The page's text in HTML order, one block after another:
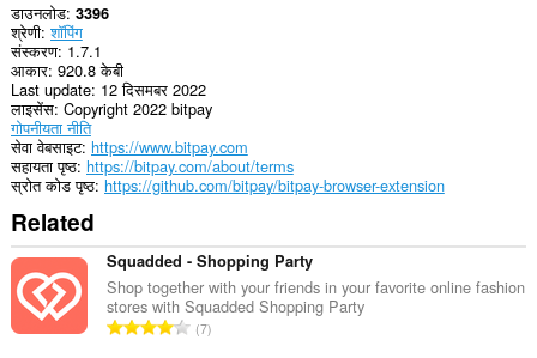
डाउनलोड 3396
श्रेणी शॉपिंग
संस्करण 1.7.1
आकार 920.8 केबी
Last update 12 दिसमबर 2022
लाइसेंस Copyright 2022 bitpay
गोपनीयता नीति
सेवा वेबसाइट https://www.bitpay.com
सहायता पृष्ठ https://bitpay.com/about/terms
स्रोत कोड पृष्ठ https://github.com/bitpay/bitpay-browser-extension
Related
Squadded - Shopping Party
Shop together with your friends in your favorite online fashion
stores with Squadded Shopping Party
रे7